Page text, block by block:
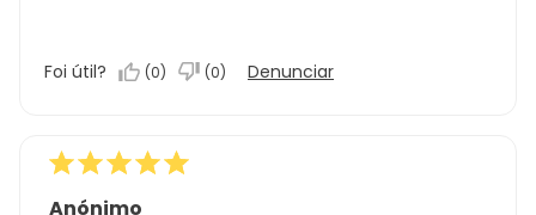
Foi útil? (0) (0) Denunciar
Anónimo